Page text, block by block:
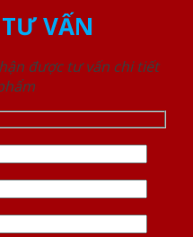
VẤN
được tư vấn chi tiết